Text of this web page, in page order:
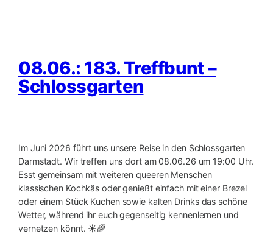
08.06.: 183. Treffbunt –
Schlossgarten
Im Juni 2026 führt uns unsere Reise in den Schlossgarten
Darmstadt. Wir treffen uns dort am 08.06.26 um 19:00 Uhr.
Esst gemeinsam mit weiteren queeren Menschen
klassischen Kochkäs oder genießt einfach mit einer Brezel
oder einem Stück Kuchen sowie kalten Drinks das schöne
Wetter, während ihr euch gegenseitig kennenlernen und
vernetzen könnt. ☀️🌈